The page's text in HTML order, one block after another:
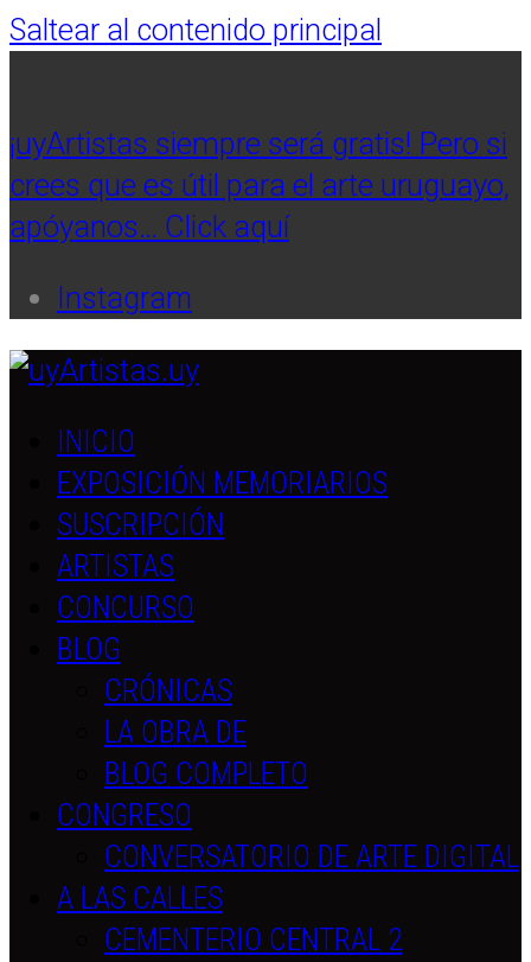
Saltear al contenido principal
¡uyArtistas siempre será gratis! Pero si
crees que es útil para el arte uruguayo,
apóyanos… Click aquí
Instagram
INICIO
EXPOSICIÓN MEMORIARIOS
SUSCRIPCIÓN
ARTISTAS
CONCURSO
BLOG
CRÓNICAS
LA OBRA DE
BLOG COMPLETO
CONGRESO
CONVERSATORIO DE ARTE DIGITAL
A LAS CALLES
CEMENTERIO CENTRAL 2